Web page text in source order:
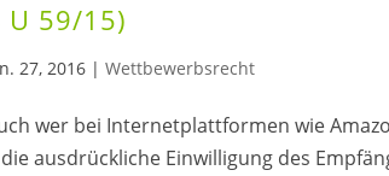
U 59/15)
27, 2016 |Wettbewerbsrecht
wer bei Internetplattformen wie
ausdrückliche Einwilligung des